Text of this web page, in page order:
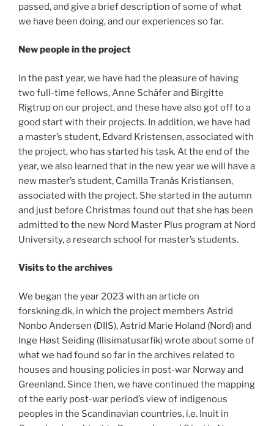
passed, and give a brief description of some of what
we have been doing, and our experiences so far.
New people in the project
In the past year, we have had the pleasure of having
two full-time fellows, Anne Schäfer and Birgitte
Rigtrup on our project, and these have also got off to a
good start with their projects. In addition, we have had
a master’s student, Edvard Kristensen, associated with
the project, who has started his task. At the end of the
year, we also learned that in the new year we will have a
new master’s student, Camilla Tranås Kristiansen,
associated with the project. She started in the autumn
and just before Christmas found out that she has been
admitted to the new Nord Master Plus program at Nord
University, a research school for master’s students.
Visits to the archives
We began the year 2023 with an article on
forskning.dk, in which the project members Astrid
Nonbo Andersen (DIIS), Astrid Marie Holand (Nord) and
Inge Høst Seiding (Ilisimatusarfik) wrote about some of
what we had found so far in the archives related to
houses and housing policies in post-war Norway and
Greenland. Since then, we have continued the mapping
of the early post-war period’s view of indigenous
peoples in the Scandinavian countries, i.e. Inuit in